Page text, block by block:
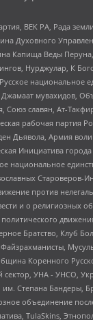
ВЕК РА, Рада
Духовного
Капища Веды
Нурджулар, К
национальное
Джамаат мувахидов,
Союз славян, Ат-
рабочая партия
Дьявола, Армия воли
Инициатива
национальное
Староверов-
против
и о религиозных
Братство, Клуб
Коренного
УНА - УНСО,
Степана Бандеры,
объединение
TulaSkins,